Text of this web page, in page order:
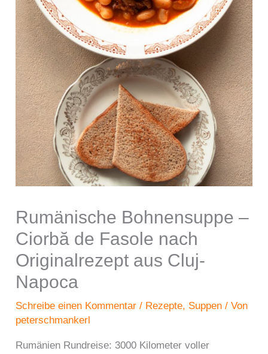
Rumänische Bohnensuppe –
Ciorbă de Fasole nach
Originalrezept aus Cluj-
Napoca
Schreibe einen Kommentar / Rezepte, Suppen / Von
peterschmankerl
Rumänien Rundreise: 3000 Kilometer voller